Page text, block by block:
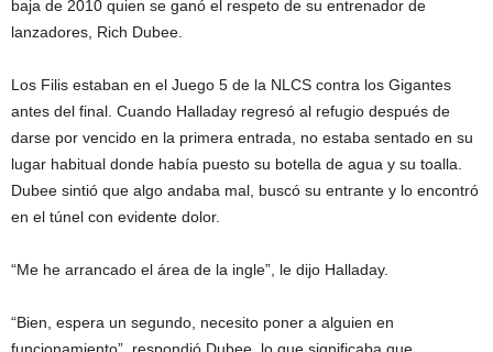
baja de 2010 quien se ganó el respeto de su entrenador de
lanzadores, Rich Dubee.
Los Filis estaban en el Juego 5 de la NLCS contra los Gigantes
antes del final. Cuando Halladay regresó al refugio después de
darse por vencido en la primera entrada, no estaba sentado en su
lugar habitual donde había puesto su botella de agua y su toalla.
Dubee sintió que algo andaba mal, buscó su entrante y lo encontró
en el túnel con evidente dolor.
“Me he arrancado el área de la ingle”, le dijo Halladay.
“Bien, espera un segundo, necesito poner a alguien en
funcionamiento”, respondió Dubee, lo que significaba que